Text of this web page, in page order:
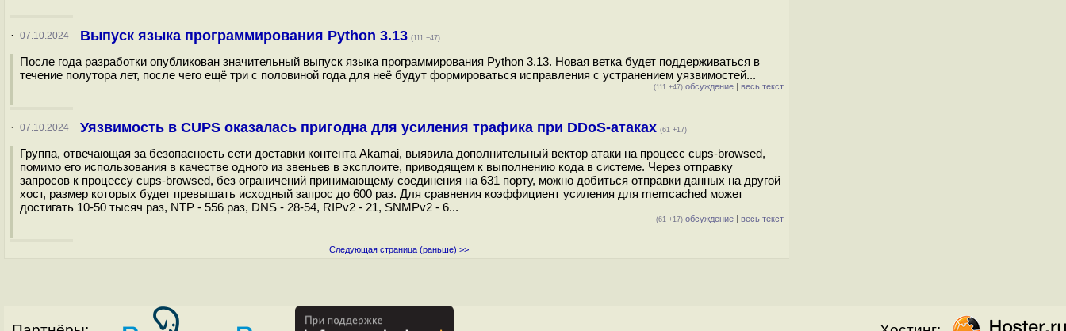
· 07.10.2024 Выпуск языка программирования Python 3.13 (111 +47)
После года разработки опубликован значительный выпуск языка программирования Python 3.13. Новая ветка будет поддерживаться в
течение полутора лет, после чего ещё три с половиной года для неё будут формироваться исправления с устранением уязвимостей...
(111 +47) обсуждение | весь текст
· 07.10.2024 Уязвимость в CUPS оказалась пригодна для усиления трафика при DDoS-атаках (61 +17)
Группа, отвечающая за безопасность сети доставки контента Akamai, выявила дополнительный вектор атаки на процесс cups-browsed,
помимо его использования в качестве одного из звеньев в эксплоите, приводящем к выполнению кода в системе. Через отправку
запросов к процессу cups-browsed, без ограничений принимающему соединения на 631 порту, можно добиться отправки данных на другой
хост, размер которых будет превышать исходный запрос до 600 раз. Для сравнения коэффициент усиления для memcached может
достигать 10-50 тысяч раз, NTP - 556 раз, DNS - 28-54, RIPv2 - 21, SNMPv2 - 6...
(61 +17) обсуждение | весь текст
Следующая страница (раньше) >>